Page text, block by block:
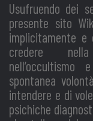
Usufruendo dei
presente sito
implicitamente e
credere nella
spontanea
intendere e di
psichiche